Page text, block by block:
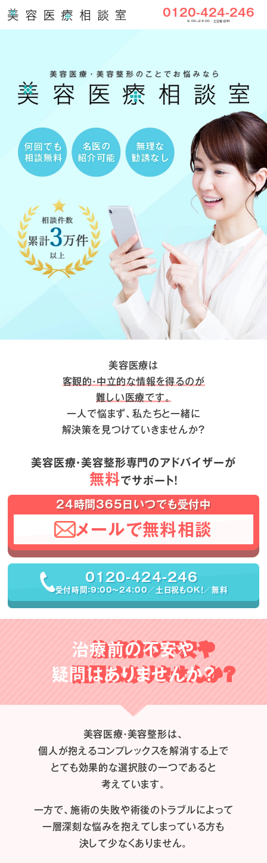
0120-424-246
9:00〜24:00／土日祝もOK
美容医療は
客観的・中立的な情報を得るのが
難しい医療です。
一人で悩まず、私たちと一緒に
解決策を見つけていきませんか？
美容医療・美容整形専門のアドバイザーが
無料でサポート！
24時間365日いつでも受付中
メールで無料相談
0120-424-246
受付時間：9:00〜24:00／土日祝もOK！／無料
治療前の不安や
疑問はありませんか？
美容医療・美容整形は、
個人が抱えるコンプレックスを解消する上で
とても効果的な選択肢の一つであると
考えています。
一方で、施術の失敗や術後のトラブルによって
一層深刻な悩みを抱えてしまっている方も
決して少なくありません。